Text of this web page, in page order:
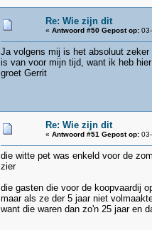
Re: Wie zijn dit
« Antwoord #50 Gepost op:03-
Ja volgens mij is het absoluut
is van voor mijn tijd, want ik heb
groet Gerrit
Re: Wie zijn dit
« Antwoord #51 Gepost op:03-
die witte pet was enkeld voor de
zier
die gasten die voor de koopvaardij
maar als ze der 5 jaar niet
want die waren dan zo'n 25 jaar en